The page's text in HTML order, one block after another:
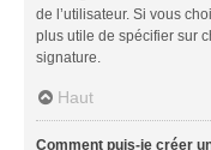
de l’utilisateur. Si vous
plus utile de spécifier sur
signature.
Haut
Comment puis-je créer